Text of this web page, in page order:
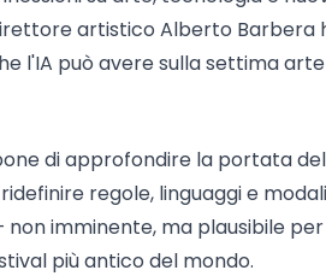
artistico Alberto Barbera
l'IA può avere sulla settima
di approfondire la portata
regole, linguaggi e
non imminente, ma plausibile
più antico del mondo.